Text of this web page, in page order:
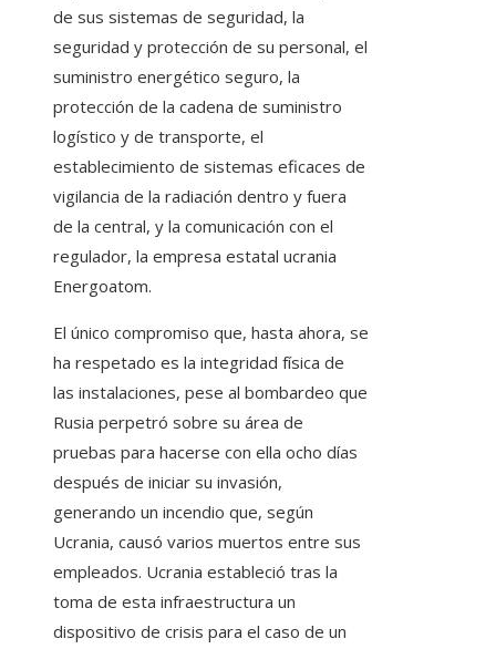
de sus sistemas de seguridad, la
seguridad y protección de su personal, el
suministro energético seguro, la
protección de la cadena de suministro
logístico y de transporte, el
establecimiento de sistemas eficaces de
vigilancia de la radiación dentro y fuera
de la central, y la comunicación con el
regulador, la empresa estatal ucrania
Energoatom.
El único compromiso que, hasta ahora, se
ha respetado es la integridad física de
las instalaciones, pese al bombardeo que
Rusia perpetró sobre su área de
pruebas para hacerse con ella ocho días
después de iniciar su invasión,
generando un incendio que, según
Ucrania, causó varios muertos entre sus
empleados. Ucrania estableció tras la
toma de esta infraestructura un
dispositivo de crisis para el caso de un